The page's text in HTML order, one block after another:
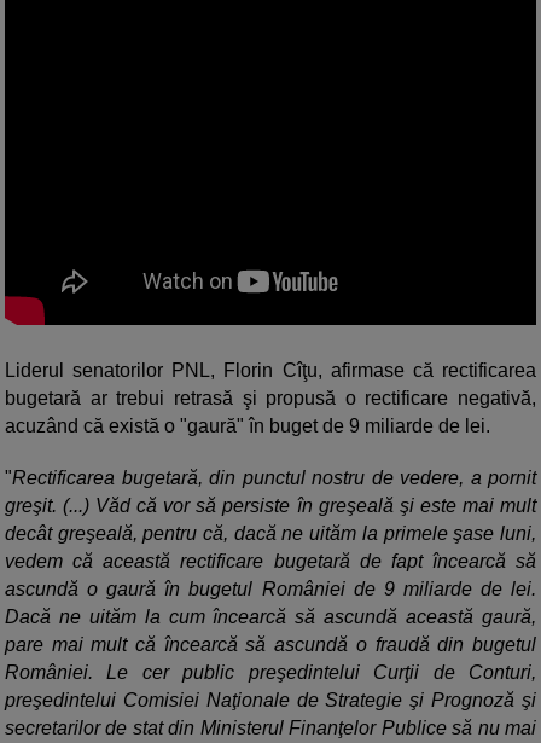
Liderul senatorilor PNL, Florin Cîţu, afirmase că rectificarea
bugetară ar trebui retrasă şi propusă o rectificare negativă,
acuzând că există o "gaură" în buget de 9 miliarde de lei.
"Rectificarea bugetară, din punctul nostru de vedere, a pornit
greşit. (...) Văd că vor să persiste în greşeală şi este mai mult
decât greşeală, pentru că, dacă ne uităm la primele şase luni,
vedem că această rectificare bugetară de fapt încearcă să
ascundă o gaură în bugetul României de 9 miliarde de lei.
Dacă ne uităm la cum încearcă să ascundă această gaură,
pare mai mult că încearcă să ascundă o fraudă din bugetul
României. Le cer public preşedintelui Curţii de Conturi,
preşedintelui Comisiei Naţionale de Strategie şi Prognoză şi
secretarilor de stat din Ministerul Finanţelor Publice să nu mai